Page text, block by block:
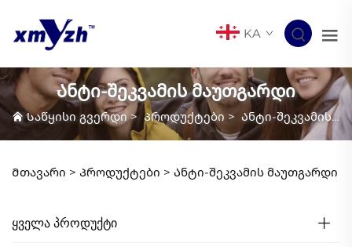
KA
Ანტი-შეკვამის მაუთგარდი
Საწყისი გვერდი> Პროდუქტები > Ანტი-შეკვამის მაუთგარდი
Მთავარი > Პროდუქტები > Ანტი-შეკვამის მაუთგარდი
ᲧᲕᲔᲚᲐ ᲞᲠᲝᲓᲣᲥᲢᲘ